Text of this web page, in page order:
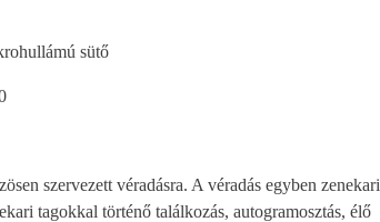
sütő
szervezett véradásra. A véradás egyben zenekari
tagokkal történő találkozás, autogramosztás, élő